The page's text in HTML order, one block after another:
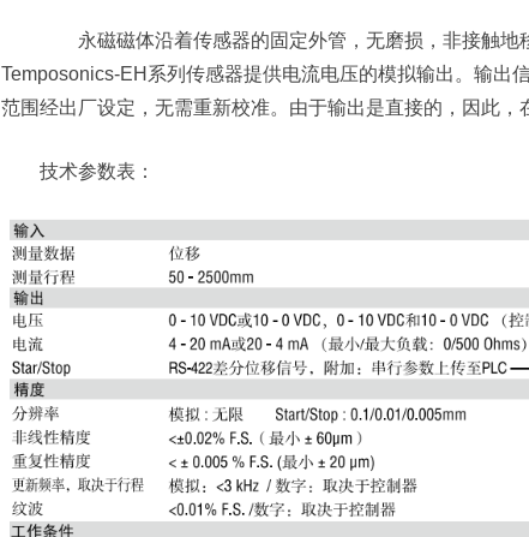
永磁磁体沿着传感器的固定外管，无磨损，非接触地
Temposonics-EH系列传感器提供电流电压的模拟输出。输出
范围经出厂设定，无需重新校准。由于输出是直接的，因此，
技术参数表：